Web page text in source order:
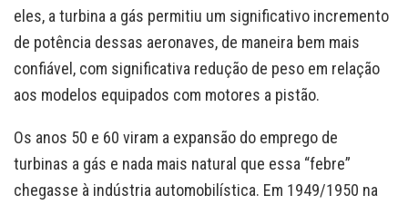
eles, a turbina a gás permitiu um significativo incremento
de potência dessas aeronaves, de maneira bem mais
confiável, com significativa redução de peso em relação
aos modelos equipados com motores a pistão.
Os anos 50 e 60 viram a expansão do emprego de
turbinas a gás e nada mais natural que essa “febre”
chegasse à indústria automobilística. Em 1949/1950 na